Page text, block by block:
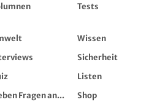
Tests
Wissen
Sicherheit
Listen
Fragen an...
Shop